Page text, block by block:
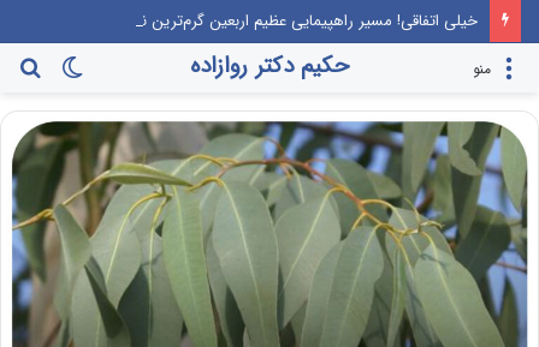
تغییر
پوسته
حکیم دکتر روازاده منو